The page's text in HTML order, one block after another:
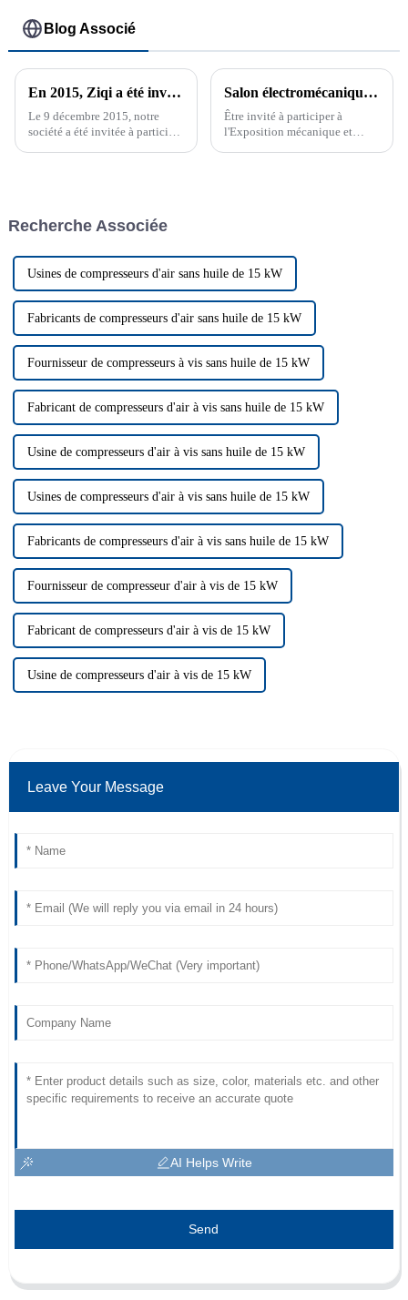
Blog Associé
En 2015, Ziqi a été invité à participer à la Pragati Maidan Global Industry Expo à New Delhi
Le 9 décembre 2015, notre
société a été invitée à participer
Salon électromécanique Asie-Europe 2019 du Xinjiang
Être invité à participer à
l'Exposition mécanique et
Recherche Associée
Usines de compresseurs d'air sans huile de 15 kW
Fabricants de compresseurs d'air sans huile de 15 kW
Fournisseur de compresseurs à vis sans huile de 15 kW
Fabricant de compresseurs d'air à vis sans huile de 15 kW
Usine de compresseurs d'air à vis sans huile de 15 kW
Usines de compresseurs d'air à vis sans huile de 15 kW
Fabricants de compresseurs d'air à vis sans huile de 15 kW
Fournisseur de compresseur d'air à vis de 15 kW
Fabricant de compresseurs d'air à vis de 15 kW
Usine de compresseurs d'air à vis de 15 kW
Leave Your Message
AI Helps Write
Send